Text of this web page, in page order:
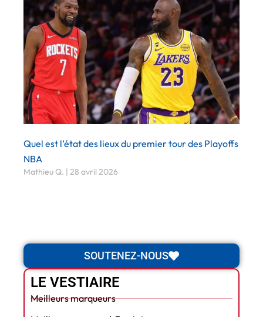
Quel est l’état des lieux du premier tour des Playoffs
NBA
Mathieu Q. 28 avril 2026
SOUTENEZ-NOUS
LE VESTIAIRE
Meilleurs marqueurs